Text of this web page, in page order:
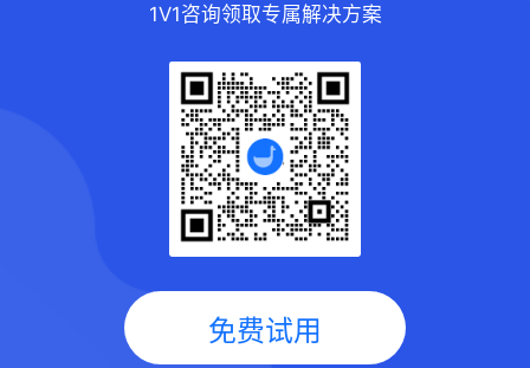
1V1咨询领取专属解决方案
免费试用